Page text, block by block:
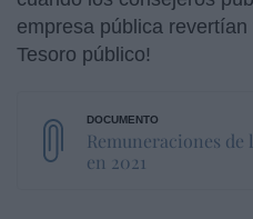
empresa pública
Tesoro público!
Remuneraciones de
en 2021